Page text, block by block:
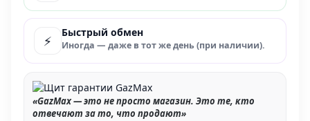
⚡ Быстрый обмен
Иногда — даже в тот же день (при наличии).
«GazMax — это не просто магазин. Это те, кто
отвечают за то, что продают»